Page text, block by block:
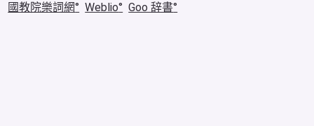
國教院樂詞網
Weblio Goo 辞書